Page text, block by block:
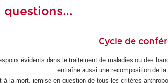
questions...
Cycle de
évidents dans le traitement de maladies ou des
entraîne aussi une recomposition de la
à la mort, remise en question de tous les critères